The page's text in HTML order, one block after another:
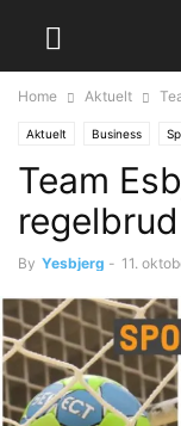
Home Aktuelt
Aktuelt Business
Team
By Yesbjerg - 11.